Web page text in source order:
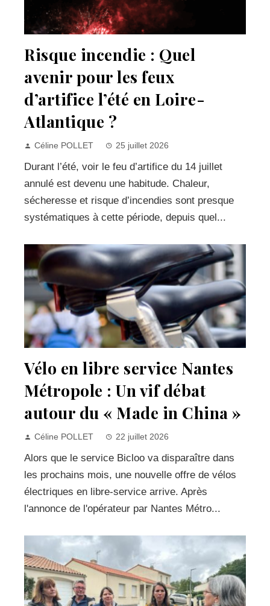
Risque incendie : Quel
avenir pour les feux
d’artifice l’été en Loire-
Atlantique ?
Céline POLLET 25 juillet 2026
Durant l’été, voir le feu d’artifice du 14 juillet
annulé est devenu une habitude. Chaleur,
sécheresse et risque d’incendies sont presque
systématiques à cette période, depuis quel...
Vélo en libre service Nantes
Métropole : Un vif débat
autour du « Made in China »
Céline POLLET 22 juillet 2026
Alors que le service Bicloo va disparaître dans
les prochains mois, une nouvelle offre de vélos
électriques en libre-service arrive. Après
l'annonce de l'opérateur par Nantes Métro...